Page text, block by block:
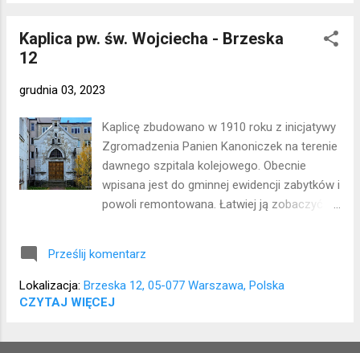
Lokalizacja: Śródmieście
Kaplica pw. św. Wojciecha - Brzeska
12
grudnia 03, 2023
Kaplicę zbudowano w 1910 roku z inicjatywy
Zgromadzenia Panien Kanoniczek na terenie
dawnego szpitala kolejowego. Obecnie
wpisana jest do gminnej ewidencji zabytków i
powoli remontowana. Łatwiej ją zobaczyć od
Prześlij komentarz
Lokalizacja: Brzeska 12, 05-077 Warszawa, Polska
CZYTAJ WIĘCEJ